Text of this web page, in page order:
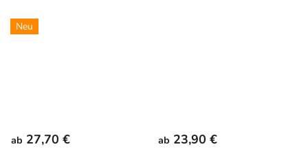
Neu
ab 27,70 € ab 23,90 €